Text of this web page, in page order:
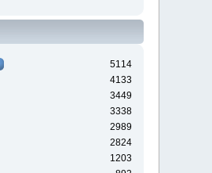
5114
4133
3449
3338
2989
2824
1203